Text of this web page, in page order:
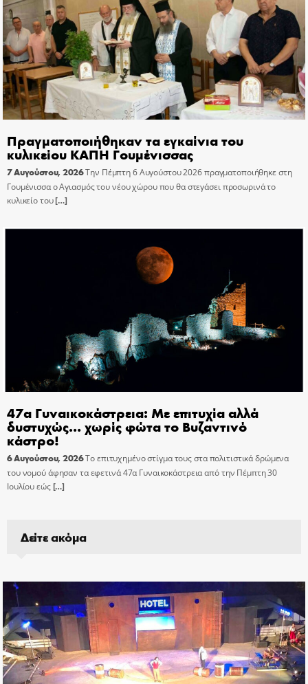
Πραγματοποιήθηκαν τα εγκαίνια του
κυλικείου ΚΑΠΗ Γουμένισσας
7 Αυγούστου, 2026Την Πέμπτη 6 Αυγούστου 2026 πραγματοποιήθηκε στη
Γουμένισσα ο Αγιασμός του νέου χώρου που θα στεγάσει προσωρινά το
κυλικείο του[…]
47α Γυναικοκάστρεια: Με επιτυχία αλλά
δυστυχώς… χωρίς φώτα το Βυζαντινό
κάστρο!
6 Αυγούστου, 2026Το επιτυχημένο στίγμα τους στα πολιτιστικά δρώμενα
του νομού άφησαν τα εφετινά 47α Γυναικοκάστρεια από την Πέμπτη 30
Ιουλίου εώς[…]
Δείτε ακόμα